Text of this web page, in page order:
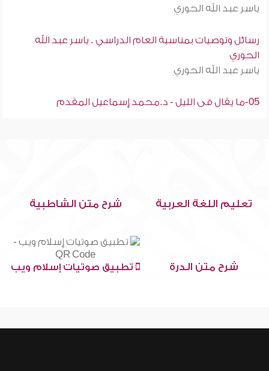
ياسر عبد الله الحوري
رسائل وتوصيات بمناسبة العام الدراسي . ياسر عبد الله
الحوري
ياسر عبد الله الحوري
05-ما يقال فى الليل - د.محمد إسماعيل المقدم
تعليم اللغة العربية شرح متن الشاطبية
شرح متن الدرة تطبيق صوتيات إسلام ويب